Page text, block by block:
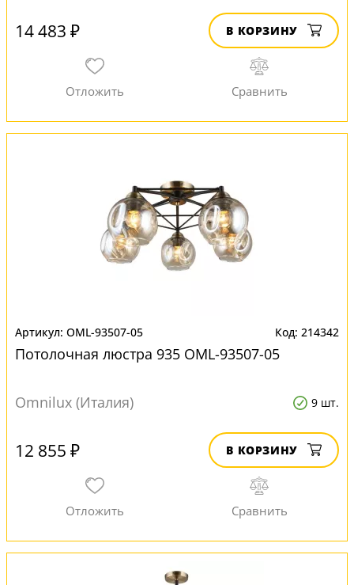
14 483 ₽ В КОРЗИНУ
OML-93507-05 214342
Потолочная люстра 935 OML-93507-05
Omnilux (Италия) 9 шт.
12 855 ₽ В КОРЗИНУ